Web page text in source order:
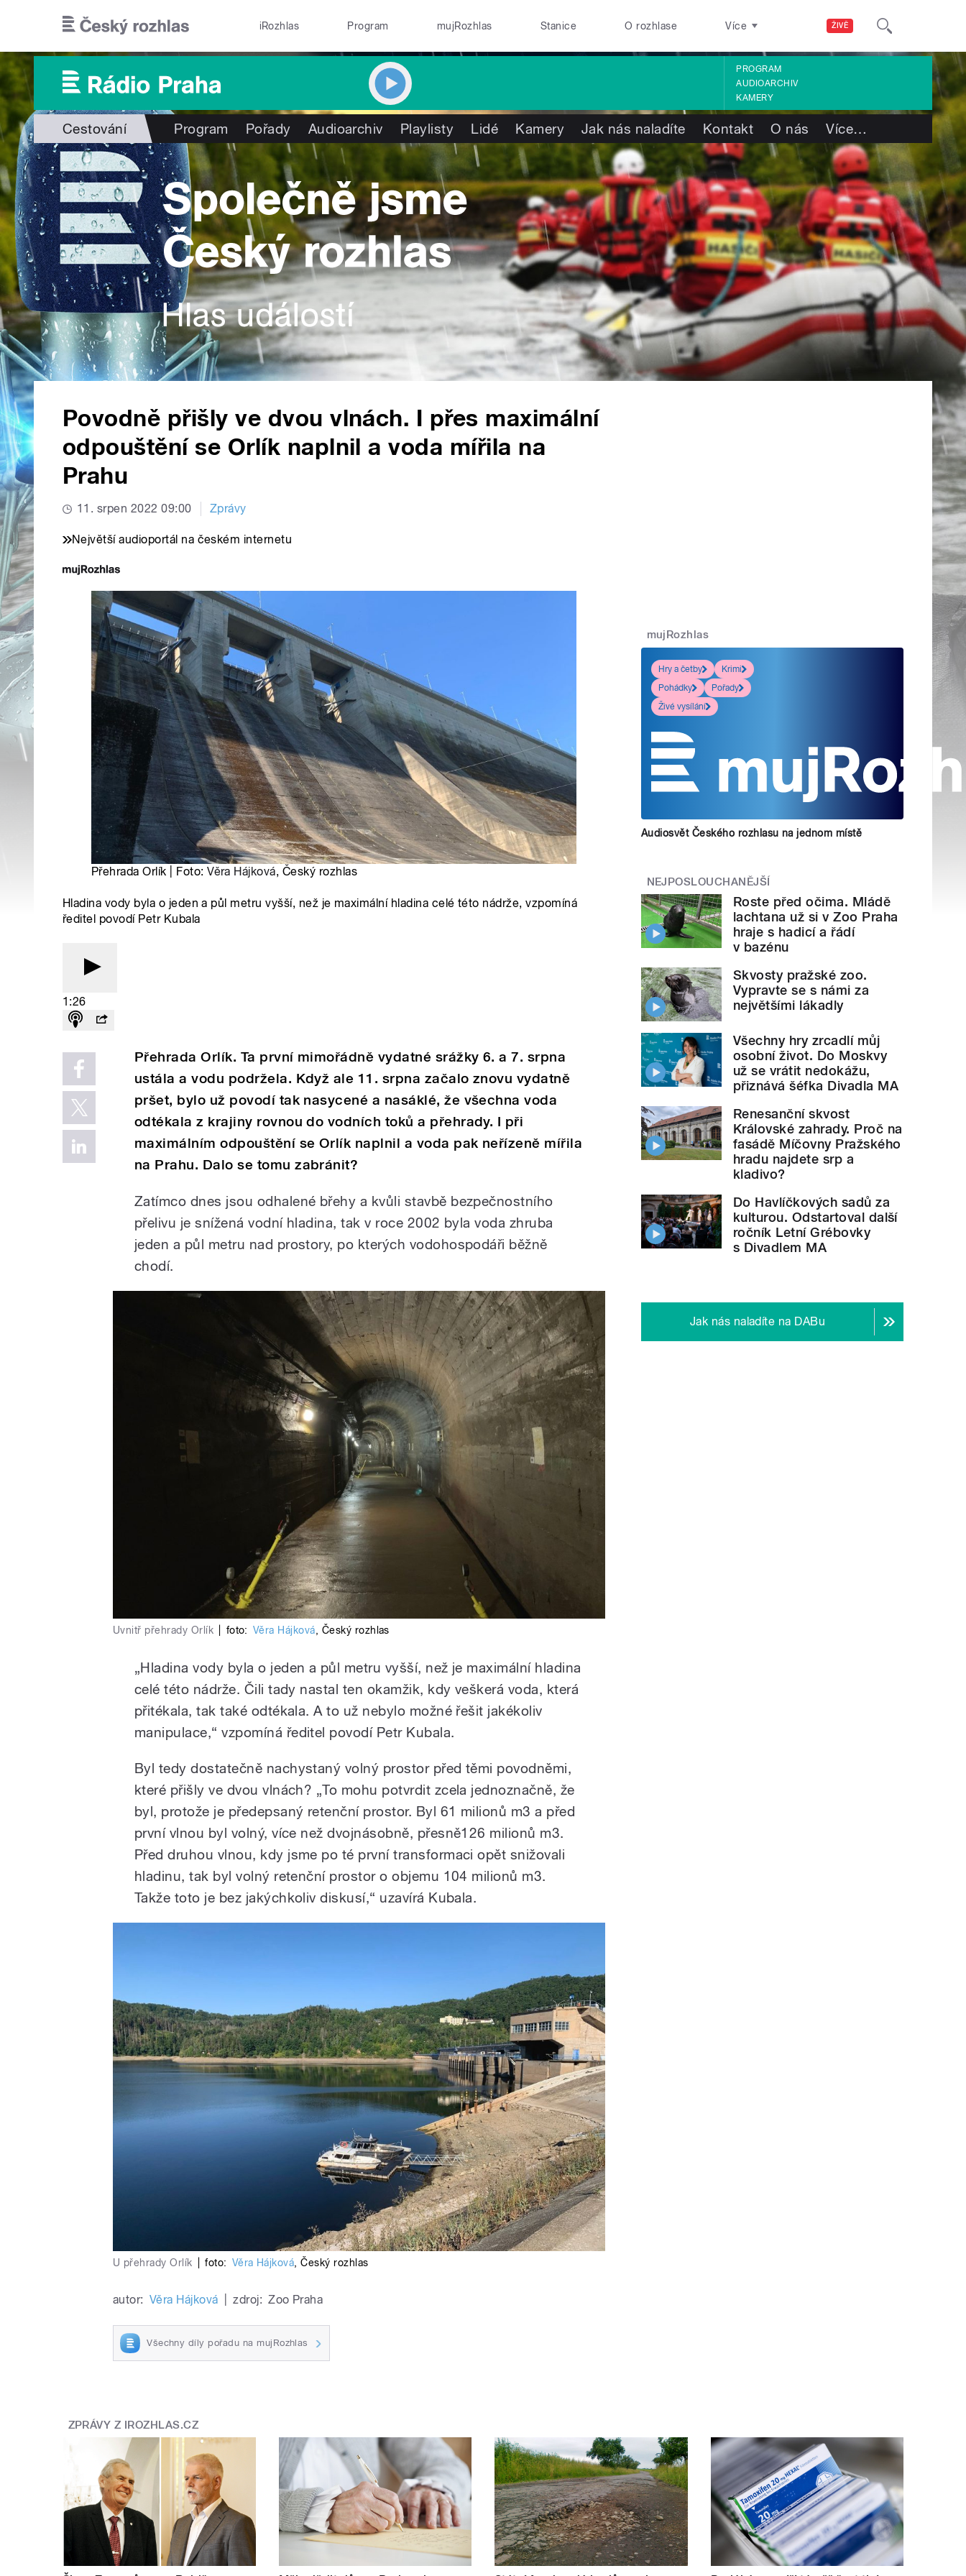
ŽIVĚ
iRozhlas Program mujRozhlas Stanice O rozhlase Více
PROGRAM
AUDIOARCHIV
KAMERY
Cestování Program Pořady Audioarchiv Playlisty Lidé Kamery Jak nás naladíte Kontakt O nás Více…
Povodně přišly ve dvou vlnách. I přes maximální
odpouštění se Orlík naplnil a voda mířila na
Prahu
11. srpen 2022 09:00 Zprávy
Největší audioportál na českém internetu
Přehrada Orlík | Foto:Věra Hájková, Český rozhlas
Hladina vody byla o jeden a půl metru vyšší, než je maximální hladina celé této nádrže, vzpomíná
ředitel povodí Petr Kubala
1:26
Přehrada Orlík. Ta první mimořádně vydatné srážky 6. a 7. srpna
ustála a vodu podržela. Když ale 11. srpna začalo znovu vydatně
pršet, bylo už povodí tak nasycené a nasáklé, že všechna voda
odtékala z krajiny rovnou do vodních toků a přehrady. I při
maximálním odpouštění se Orlík naplnil a voda pak neřízeně mířila
na Prahu. Dalo se tomu zabránit?
Zatímco dnes jsou odhalené břehy a kvůli stavbě bezpečnostního
přelivu je snížená vodní hladina, tak v roce 2002 byla voda zhruba
jeden a půl metru nad prostory, po kterých vodohospodáři běžně
chodí.
Uvnitř přehrady Orlík foto: Věra Hájková, Český rozhlas
„Hladina vody byla o jeden a půl metru vyšší, než je maximální hladina
celé této nádrže. Čili tady nastal ten okamžik, kdy veškerá voda, která
přitékala, tak také odtékala. A to už nebylo možné řešit jakékoliv
manipulace,“ vzpomíná ředitel povodí Petr Kubala.
Byl tedy dostatečně nachystaný volný prostor před těmi povodněmi,
které přišly ve dvou vlnách? „To mohu potvrdit zcela jednoznačně, že
byl, protože je předepsaný retenční prostor. Byl 61 milionů m3 a před
první vlnou byl volný, více než dvojnásobně, přesně126 milionů m3.
Před druhou vlnou, kdy jsme po té první transformaci opět snižovali
hladinu, tak byl volný retenční prostor o objemu 104 milionů m3.
Takže toto je bez jakýchkoliv diskusí,“ uzavírá Kubala.
U přehrady Orlík foto: Věra Hájková,Český rozhlas
autor: Věra Hájková zdroj: Zoo Praha
Všechny díly pořadu na mujRozhlas
mujRozhlas
Hry a četby
Krimi
Pohádky
Pořady
Živé vysílání
Audiosvět Českého rozhlasu na jednom místě
NEJPOSLOUCHANĚJŠÍ
Roste před očima. Mládě
lachtana už si v Zoo Praha
hraje s hadicí a řádí
v bazénu
Skvosty pražské zoo.
Vypravte se s námi za
největšími lákadly
Všechny hry zrcadlí můj
osobní život. Do Moskvy
už se vrátit nedokážu,
přiznává šéfka Divadla MA
Renesanční skvost
Královské zahrady. Proč na
fasádě Míčovny Pražského
hradu najdete srp a
kladivo?
Do Havlíčkových sadů za
kulturou. Odstartoval další
ročník Letní Grébovky
s Divadlem MA
Jak nás naladíte na DABu
ZPRÁVY Z IROZHLAS.CZ